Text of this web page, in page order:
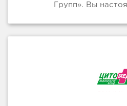
Групп». Вы